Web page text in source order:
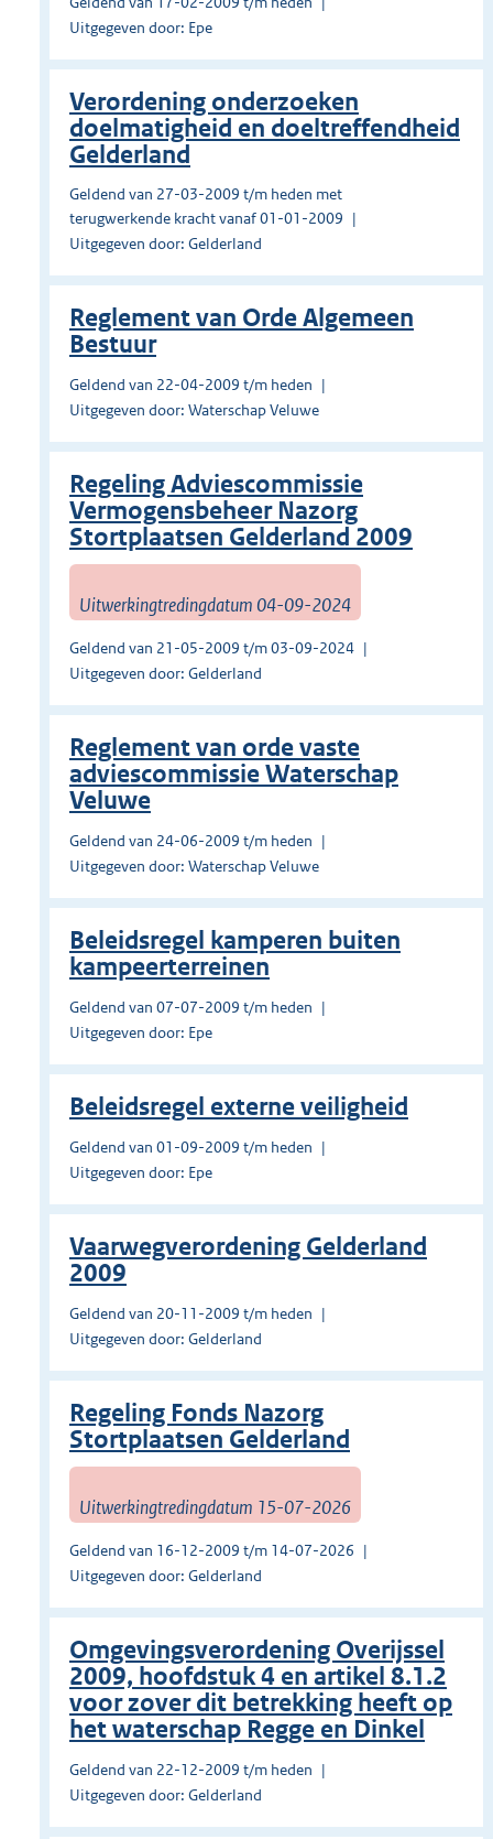
Uitgegeven door: Epe
Verordening onderzoeken
doelmatigheid en doeltreffendheid
Gelderland
Geldend van 27-03-2009 t/m heden met
terugwerkende kracht vanaf 01-01-2009
Uitgegeven door: Gelderland
Reglement van Orde Algemeen
Bestuur
Geldend van 22-04-2009 t/m heden
Uitgegeven door: Waterschap Veluwe
Regeling Adviescommissie
Vermogensbeheer Nazorg
Stortplaatsen Gelderland 2009
Uitwerkingtredingdatum 04-09-2024
Geldend van 21-05-2009 t/m 03-09-2024
Uitgegeven door: Gelderland
Reglement van orde vaste
adviescommissie Waterschap
Veluwe
Geldend van 24-06-2009 t/m heden
Uitgegeven door: Waterschap Veluwe
Beleidsregel kamperen buiten
kampeerterreinen
Geldend van 07-07-2009 t/m heden
Uitgegeven door: Epe
Beleidsregel externe veiligheid
Geldend van 01-09-2009 t/m heden
Uitgegeven door: Epe
Vaarwegverordening Gelderland
2009
Geldend van 20-11-2009 t/m heden
Uitgegeven door: Gelderland
Regeling Fonds Nazorg
Stortplaatsen Gelderland
Uitwerkingtredingdatum 15-07-2026
Geldend van 16-12-2009 t/m 14-07-2026
Uitgegeven door: Gelderland
Omgevingsverordening Overijssel
2009, hoofdstuk 4 en artikel 8.1.2
voor zover dit betrekking heeft op
het waterschap Regge en Dinkel
Geldend van 22-12-2009 t/m heden
Uitgegeven door: Gelderland